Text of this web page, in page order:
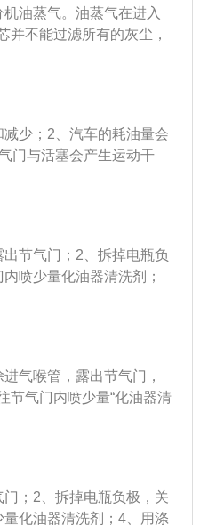
油蒸气。油蒸气在进入
并不能过滤所有的灰尘，
。2、汽油容易挥发。
碳。3、燃油品质。若
化成能量被汽车合理消
了积碳。4、汽车部件问
废气压入曲轴箱中进行
生。5、司机的不良驾
在空气质量差的环境中
封漏油。气门油封漏油
、车速较慢。如果路况
在高温下，发动机机油
灭室的机油蒸汽在不能完
表现有很多，在其中显
生怠速抖动、运行艰难、
车辆的耗油量异常，也
节气门的使用寿命。
少；2、汽车的耗油量会
门与活塞会产生运动干
是控制空气进入发动机
汽；2、空气中的微粒和
节气门；2、拆掉电瓶负
喷少量化油器清洗剂；
夹子夹住抹布擦洗。扩
清洗后没有油泥堵塞，
启动时发动机抖动且加速
气喉管，露出节气门，
节气门内喷少量“化油器清
节气门深处，手够不着的
门后，初始化很有必要，
以前有油泥的堵塞，为
处于正常状态；4、而清
；2、拆掉电瓶负极，关
化油器清洗剂；4、用涤